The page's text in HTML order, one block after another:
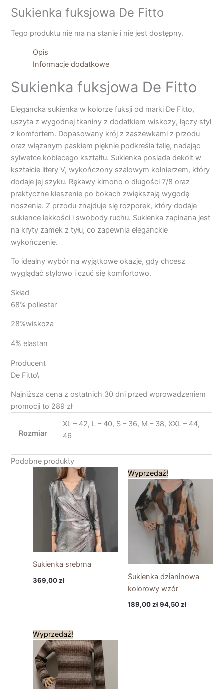
Sukienka fuksjowa De Fitto
Tego produktu nie ma na stanie i nie jest dostępny.
Opis
Informacje dodatkowe
Sukienka fuksjowa De Fitto
Elegancka sukienka w kolorze fuksji od marki De Fitto,
uszyta z wygodnej tkaniny z dodatkiem wiskozy, łączy styl
z komfortem. Dopasowany krój z zaszewkami z przodu
oraz wiązanym paskiem pięknie podkreśla talię, nadając
sylwetce kobiecego kształtu. Sukienka posiada dekolt w
kształcie litery V, wykończony szalowym kołnierzem, który
dodaje jej szyku. Rękawy kimono o długości 7/8 oraz
praktyczne kieszenie po bokach zwiększają wygodę
noszenia. Z przodu znajduje się rozporek, który dodaje
sukience lekkości i swobody ruchu. Sukienka zapinana jest
na kryty zamek z tyłu, co zapewnia eleganckie
wykończenie.
To idealny wybór na wyjątkowe okazje, gdy chcesz
wyglądać stylowo i czuć się komfortowo.
Skład
68% poliester
28%wiskoza
4% elastan
Producent
De Fitto\
Najniższa cena z ostatnich 30 dni przed wprowadzeniem
promocji to 289 zł
Rozmiar
XL – 42, L – 40, S – 36, M – 38, XXL – 44,
46
Podobne produkty
Sukienka srebrna
369,00zł
Wyprzedaż!
Sukienka dzianinowa
kolorowy wzór
189,00zł
Pierwotna
cena
wynosiła:
189,00 zł.
94,50zł
cena
wynosi:
94,50 zł.
Wyprzedaż!Pierwotna
cena
wynosiła:
169,00 zł.
cena
wynosi:
85,00 zł.